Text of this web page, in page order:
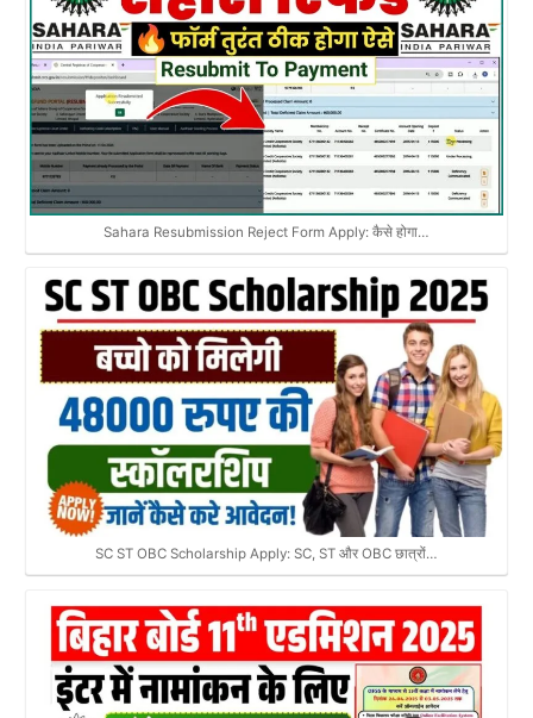
Sahara Resubmission Reject Form Apply: कैसे होगा…
SC ST OBC Scholarship Apply: SC, ST और OBC छात्रों…